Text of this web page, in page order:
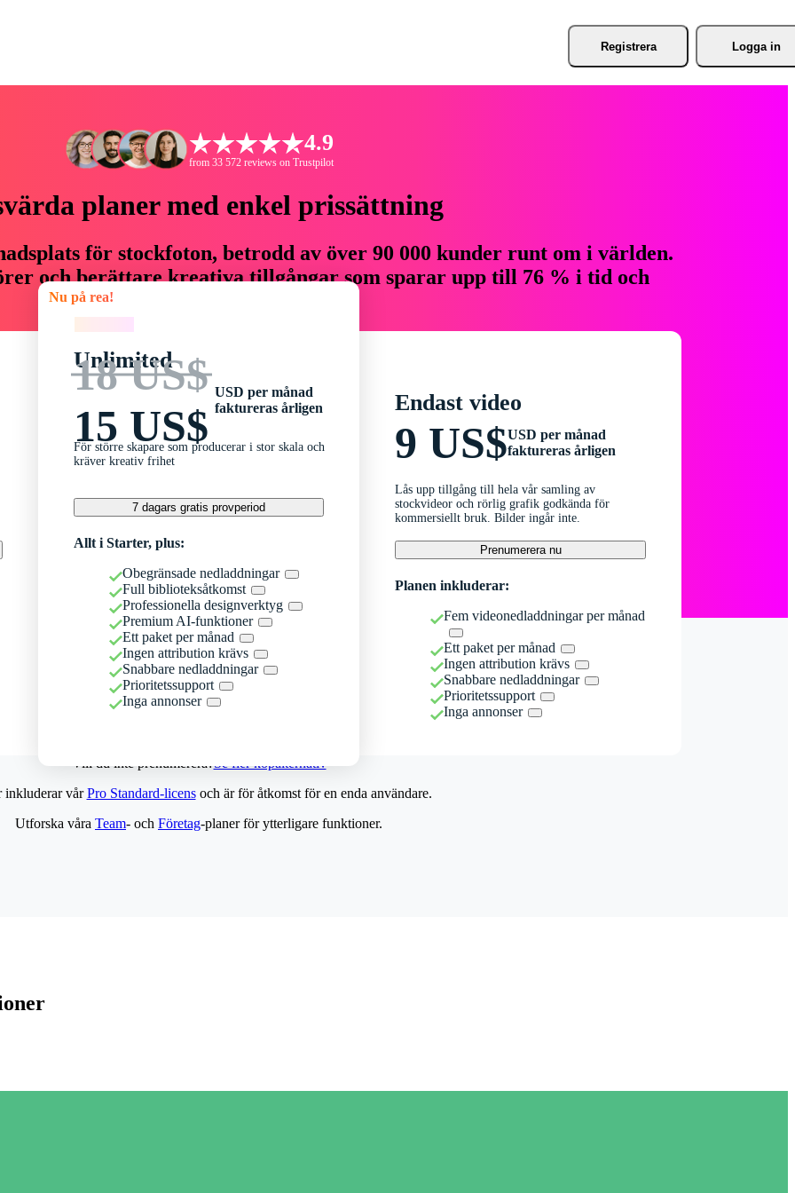
Registrera Logga in
4.9
from 33 572 reviews on Trustpilot
planer med enkel prissättning
för stockfoton, betrodd av över 90 000 kunder runt om i världen.
och berättare kreativa tillgångar som sparar upp till 76 % i tid och
Nu på rea!
Unlimited
18 US$
15 US$
USD per månad
faktureras årligen
För större skapare som producerar i stor skala och
kräver kreativ frihet
7 dagars gratis provperiod
Allt i Starter, plus:
Obegränsade nedladdningar
Full biblioteksåtkomst
Professionella designverktyg
Premium AI-funktioner
Ett paket per månad
Ingen attribution krävs
Snabbare nedladdningar
Prioritetssupport
Inga annonser
Endast video
9 US$USD per månad
faktureras årligen
Lås upp tillgång till hela vår samling av
stockvideor och rörlig grafik godkända för
kommersiellt bruk. Bilder ingår inte.
Prenumerera nu
Planen inkluderar:
Fem videonedladdningar per månad
Ett paket per månad
Ingen attribution krävs
Snabbare nedladdningar
Prioritetssupport
Inga annonser
Vill du inte prenumerera?Se fler köpalternativ
inkluderar vårPro Standard-licensoch är för åtkomst för en enda användare.
Utforska våra Team- och Företag-planer för ytterligare funktioner.